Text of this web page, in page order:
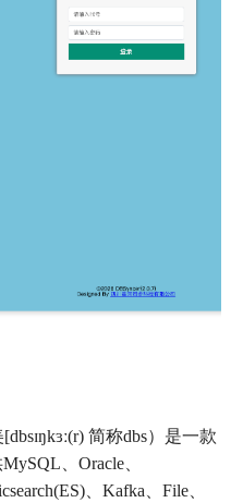
简称dbs）是一款
、Oracle、
、Kafka、File、